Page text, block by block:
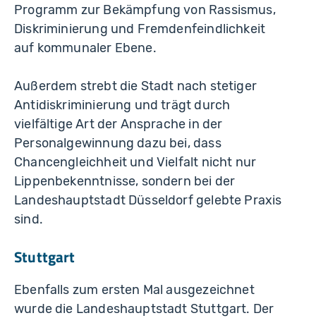
Programm zur Bekämpfung von Rassismus,
Diskriminierung und Fremdenfeindlichkeit
auf kommunaler Ebene.
Außerdem strebt die Stadt nach stetiger
Antidiskriminierung und trägt durch
vielfältige Art der Ansprache in der
Personalgewinnung dazu bei, dass
Chancengleichheit und Vielfalt nicht nur
Lippenbekenntnisse, sondern bei der
Landeshauptstadt Düsseldorf gelebte Praxis
sind.
Stuttgart
Ebenfalls zum ersten Mal ausgezeichnet
wurde die Landeshauptstadt Stuttgart. Der